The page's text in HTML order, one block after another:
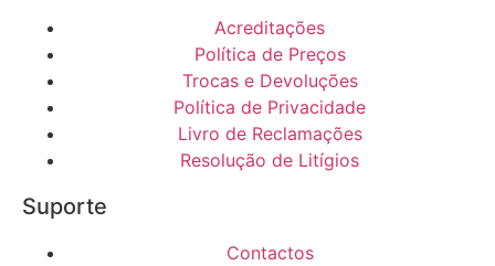
Acreditações
Política de Preços
Trocas e Devoluções
Política de Privacidade
Livro de Reclamações
Resolução de Litígios
Suporte
Contactos